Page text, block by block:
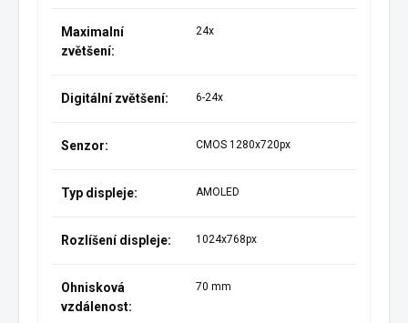
Maximalní
zvětšení:
24x
Digitální zvětšení: 6-24x
Senzor: CMOS 1280x720px
Typ displeje: AMOLED
Rozlíšení displeje: 1024x768px
Ohnisková
vzdálenost:
70 mm